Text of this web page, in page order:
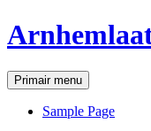
Ga
naar
inhoud
Zoeken
Primair menu
Sample Page